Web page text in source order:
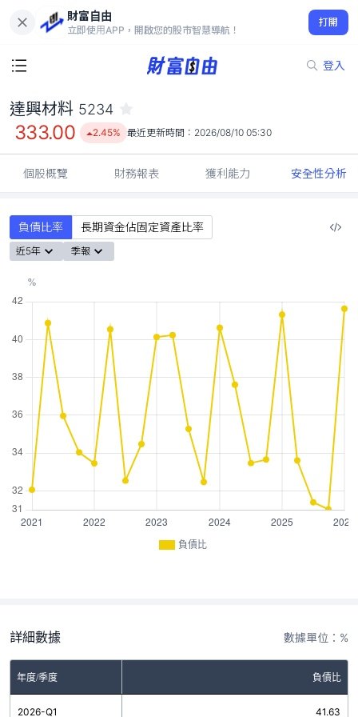
財富自由
立即使用APP，開啟您的股市智慧導航！
打開
登入
333.00
2.45%
達興材料 5234
333.00 2.45% 最近更新時間： 2026/08/10 05:30
個股概覽 財務報表 獲利能力 安全性分析
負債比率 長期資金佔固定資產比率
近5年 季報
負債比
詳細數據 數據單位：%
年度/季度 負債比
2026-Q1 41.63